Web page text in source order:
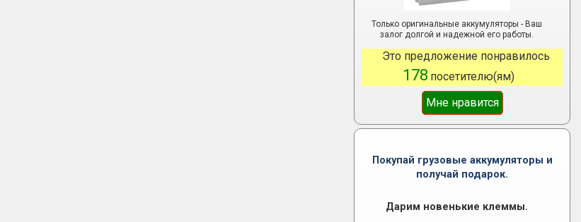
Только оригинальные аккумуляторы - Ваш
залог долгой и надежной его работы.
Это предложение понравилось
178 посетителю(ям)
Мне нравится
Покупай грузовые аккумуляторы и
получай подарок.
Дарим новенькие клеммы.